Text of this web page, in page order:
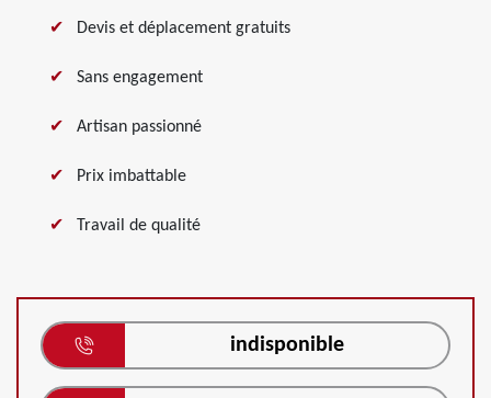
Devis et déplacement gratuits
Sans engagement
Artisan passionné
Prix imbattable
Travail de qualité
indisponible